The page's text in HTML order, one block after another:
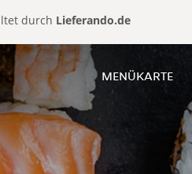
durch Lieferando.de
MENÜKARTE